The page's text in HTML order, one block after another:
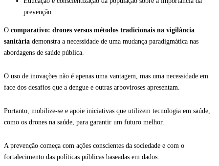
prevenção.
O comparativo: drones versus métodos tradicionais na vigilância
sanitária demonstra a necessidade de uma mudança paradigmática nas
abordagens de saúde pública.
O uso de inovações não é apenas uma vantagem, mas uma necessidade em
face dos desafios que a dengue e outras arboviroses apresentam.
Portanto, mobilize-se e apoie iniciativas que utilizem tecnologia em saúde,
como os drones na saúde, para garantir um futuro melhor.
A prevenção começa com ações conscientes da sociedade e com o
fortalecimento das políticas públicas baseadas em dados.